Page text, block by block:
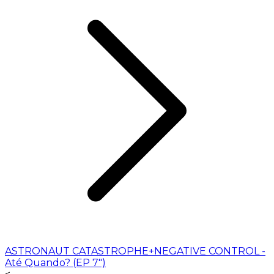
ASTRONAUT CATASTROPHE+NEGATIVE CONTROL -
Até Quando? (EP 7")